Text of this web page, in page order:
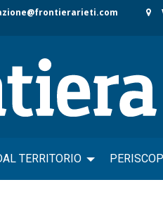
TERRITORIO